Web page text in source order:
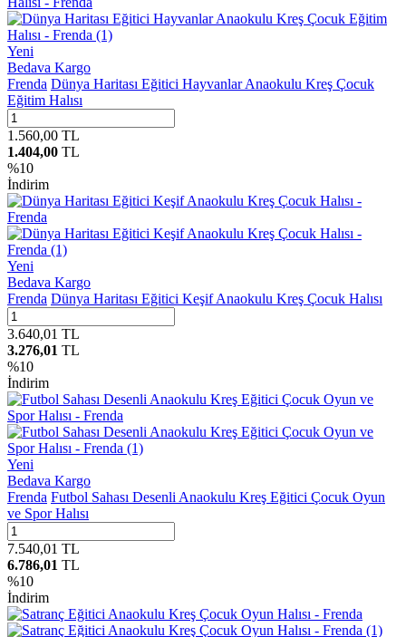
Yeni
Bedava Kargo
Frenda Dünya Haritası Eğitici Hayvanlar Anaokulu Kreş Çocuk
Eğitim Halısı
1.560,00 TL
1.404,00 TL
%10
İndirim
Yeni
Bedava Kargo
Frenda Dünya Haritası Eğitici Keşif Anaokulu Kreş Çocuk Halısı
3.640,01 TL
3.276,01 TL
%10
İndirim
Yeni
Bedava Kargo
Frenda Futbol Sahası Desenli Anaokulu Kreş Eğitici Çocuk Oyun
ve Spor Halısı
7.540,01 TL
6.786,01 TL
%10
İndirim